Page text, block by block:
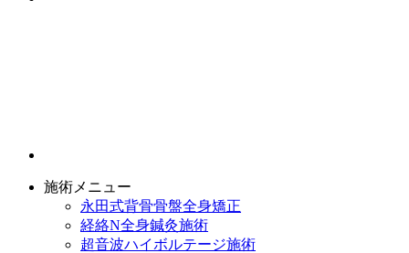
施術メニュー
永田式背骨骨盤全身矯正
経絡N全身鍼灸施術
超音波ハイボルテージ施術